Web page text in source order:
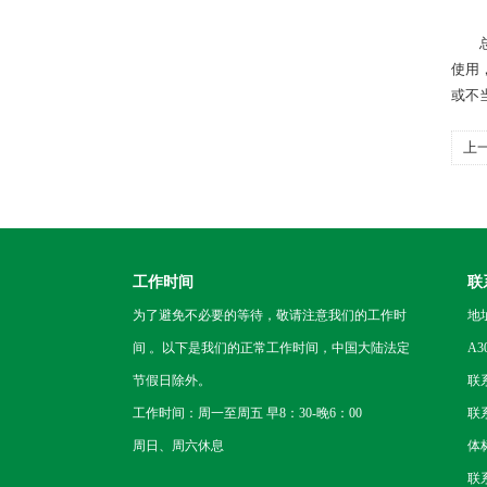
总
使用
或不
上
工作时间
为了避免不必要的等待，敬请注意我们的工作时
间 。以下是我们的正常工作时间，中国大陆法定
节假日除外。
工作时间：周一至周五 早8：30-晚6：00
周日、周六休息
联
地
联
联
体
联